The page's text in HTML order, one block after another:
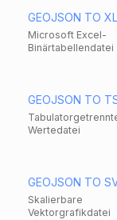
GEOJSON TO
Microsoft Excel-
Binärtabellendatei
GEOJSON TO
Wertedatei
GEOJSON TO
Skalierbare
Vektorgrafikdatei